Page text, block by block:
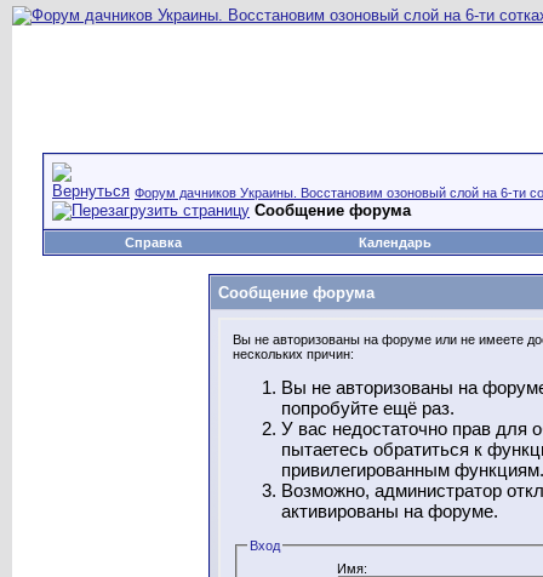
Форум дачников Украины. Восстановим озоновый слой на 6-ти
Сообщение форума
Справка Календарь
Сообщение форума
Вы не авторизованы на форуме или не имеете
нескольких причин:
Вы не авторизованы на
попробуйте ещё раз.
У вас недостаточно прав для
пытаетесь обратиться к
привилегированным функциям.
Возможно, администратор
активированы на форуме.
Вход
Имя: